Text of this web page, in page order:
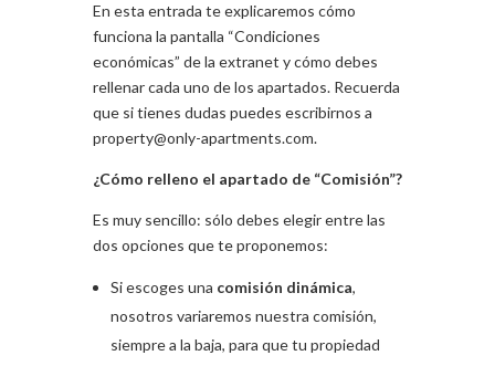
En esta entrada te explicaremos cómo
funciona la pantalla “Condiciones
económicas” de la extranet y cómo debes
rellenar cada uno de los apartados. Recuerda
que si tienes dudas puedes escribirnos a
property@only-apartments.com.
¿Cómo relleno el apartado de “Comisión”?
Es muy sencillo: sólo debes elegir entre las
dos opciones que te proponemos:
Si escoges una comisión dinámica,
nosotros variaremos nuestra comisión,
siempre a la baja, para que tu propiedad